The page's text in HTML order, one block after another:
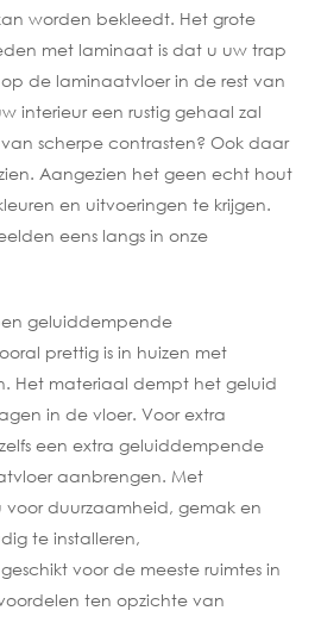
worden bekleedt. Het grote
met laminaat is dat u uw trap
de laminaatvloer in de rest van
interieur een rustig gehaal zal
scherpe contrasten? Ook daar
Aangezien het geen echt hout
en uitvoeringen te krijgen.
eens langs in onze
geluiddempende
prettig is in huizen met
Het materiaal dempt het geluid
in de vloer. Voor extra
een extra geluiddempende
aanbrengen. Met
voor duurzaamheid, gemak en
te installeren,
voor de meeste ruimtes in
ten opzichte van